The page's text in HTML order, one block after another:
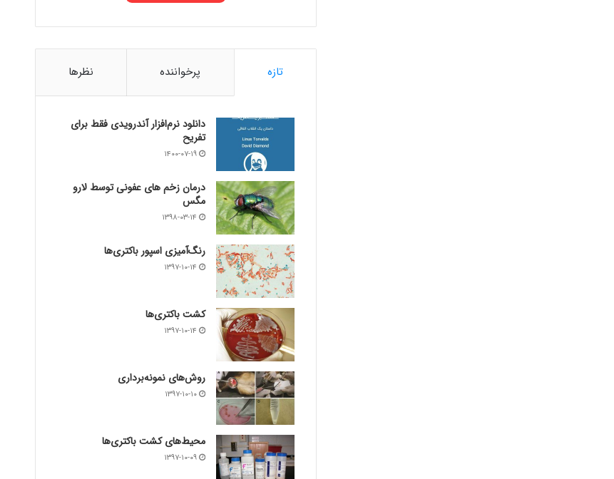
تازه پرخواننده نظرها
دانلود نرم‌افزار آندرویدی فقط برای
تفریح
۱۴۰۰-۰۷-۱۹
درمان زخم های عفونی توسط لارو
مگس
۱۳۹۸-۰۳-۱۴
رنگ‌آمیزی اسپور باکتری‌ها
۱۳۹۷-۱۰-۱۴
کشت باکتری‌ها
۱۳۹۷-۱۰-۱۴
روش‌های نمونه‌برداری
۱۳۹۷-۱۰-۱۰
محیط‌های کشت باکتری‌ها
۱۳۹۷-۱۰-۰۹